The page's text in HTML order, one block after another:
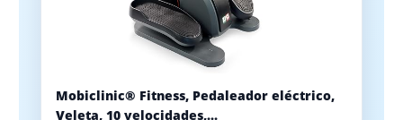
Mobiclinic® Fitness, Pedaleador eléctrico,
Veleta, 10 velocidades,...